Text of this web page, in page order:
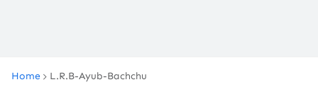
Home L.R.B-Ayub-Bachchu